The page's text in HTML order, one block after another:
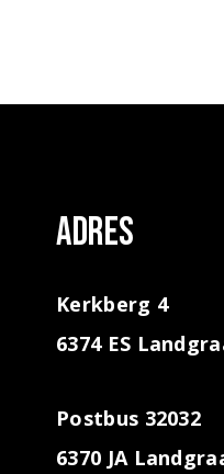
Adres
Kerkberg 4
6374 ES
Postbus 32032
6370 JA